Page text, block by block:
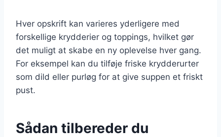
Hver opskrift kan varieres yderligere med
forskellige krydderier og toppings, hvilket gør
det muligt at skabe en ny oplevelse hver gang.
For eksempel kan du tilføje friske krydderurter
som dild eller purløg for at give suppen et friskt
pust.
Sådan tilbereder du